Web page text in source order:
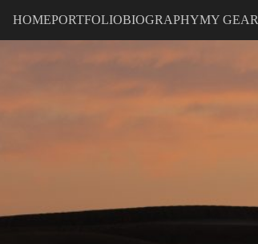
HOMEPORTFOLIOBIOGRAPHYMY GEAR